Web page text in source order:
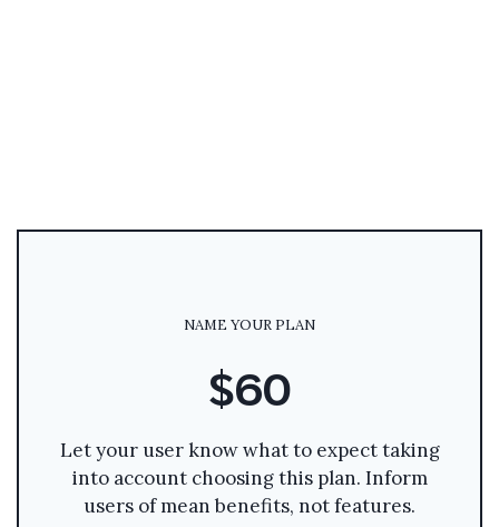
NAME YOUR PLAN
$60
Let your user know what to expect taking
into account choosing this plan. Inform
users of mean benefits, not features.